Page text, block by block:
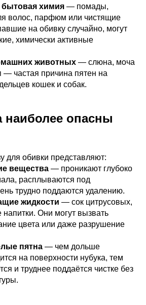
бытовая химия — помады,
волос, парфюм или чистящие
на обивку случайно, могут
химически активные
животных — слюна, моча
— частая причина пятен на
кошек и собак.
наиболее опасны
для обивки представляют:
вещества — проникают глубоко
расплываются под
трудно поддаются удалению.
жидкости — сок цитрусовых,
напитки. Они могут вызвать
цвета или даже разрушение
пятна — чем дольше
на поверхности нубука, тем
и труднее поддаётся чистке без